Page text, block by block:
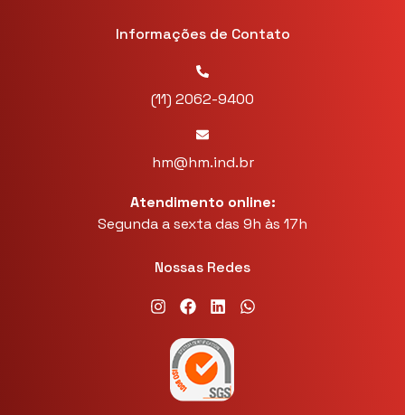
Informações de Contato
(11) 2062-9400
hm@hm.ind.br
Atendimento online:
Segunda a sexta das 9h às 17h
Nossas Redes